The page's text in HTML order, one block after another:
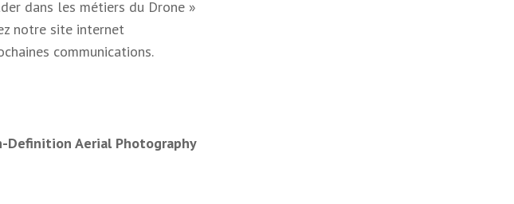
dans les métiers du Drone »
notre site internet
communications.
Definition Aerial Photography